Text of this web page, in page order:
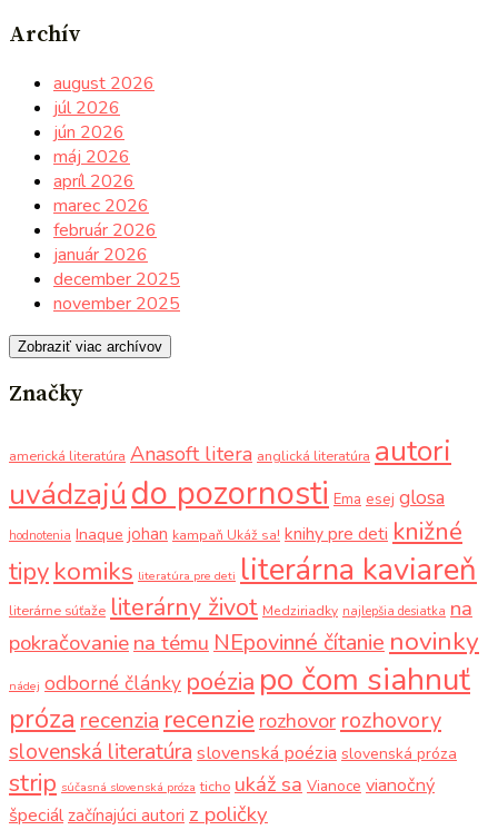
Archív
august 2026
júl 2026
jún 2026
máj 2026
apríl 2026
marec 2026
február 2026
január 2026
december 2025
november 2025
Zobraziť viac archívov
Značky
americká literatúra Anasoft litera anglická literatúra autori
uvádzajúdo pozornosti Ema esej glosa
hodnotenia Inaque johan kampaň Ukáž sa! knihy pre deti knižné
tipy komiks literatúra pre deti literárna kaviareň
literárne súťaže literárny život Medziriadky najlepšia desiatka na
pokračovaniena tému NEpovinné čítanie novinky
nádej odborné články poézia po čom siahnuť
próza recenzia recenzie rozhovor rozhovory
slovenská literatúra slovenská poézia slovenská próza
strip súčasná slovenská próza ticho ukáž sa Vianoce vianočný
špeciál začínajúci autori z poličky